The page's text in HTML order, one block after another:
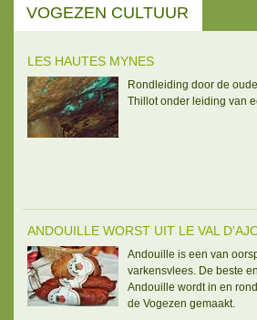
VOGEZEN CULTUUR
LES HAUTES MYNES
Rondleiding door de
Thillot onder leiding van
ANDOUILLE WORST UIT LE VAL
Andouille is een van
varkensvlees. De beste
Andouille wordt in en
de Vogezen gemaakt.